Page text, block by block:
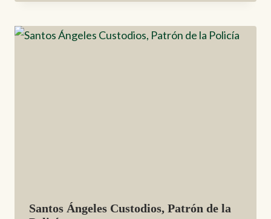
Santos Ángeles Custodios, Patrón de la